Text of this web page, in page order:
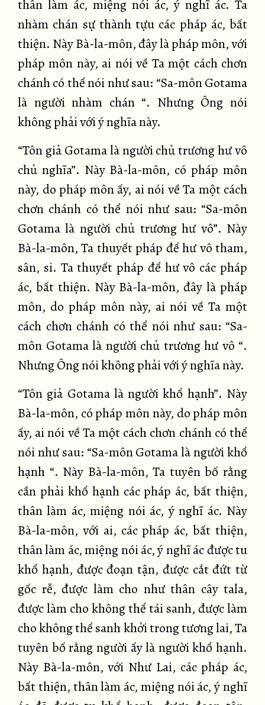
thân làm ác, miệng nói ác, ý nghĩ ác. Ta
nhàm chán sự thành tựu các pháp ác, bất
thiện. Này Bà-la-môn, đây là pháp môn, với
pháp môn này, ai nói về Ta một cách chơn
chánh có thể nói như sau: “Sa-môn Gotama
là người nhàm chán “. Nhưng Ông nói
không phải với ý nghĩa này.
“Tôn giả Gotama là người chủ trương hư vô
chủ nghĩa”. Này Bà-la-môn, có pháp môn
này, do pháp môn ấy, ai nói về Ta một cách
chơn chánh có thể nói như sau: “Sa-môn
Gotama là người chủ trương hư vô”. Này
Bà-la-môn, Ta thuyết pháp để hư vô tham,
sân, si. Ta thuyết pháp để hư vô các pháp
ác, bất thiện. Này Bà-la-môn, đây là pháp
môn, do pháp môn này, ai nói về Ta một
cách chơn chánh có thể nói như sau: “Sa-
môn Gotama là người chủ trương hư vô “.
Nhưng Ông nói không phải với ý nghĩa này.
“Tôn giả Gotama là người khổ hạnh”. Này
Bà-la-môn, có pháp môn này, do pháp môn
ấy, ai nói về Ta một cách chơn chánh có thể
nói như sau: “Sa-môn Gotama là người khổ
hạnh “. Này Bà-la-môn, Ta tuyên bố rằng
cần phải khổ hạnh các pháp ác, bất thiện,
thân làm ác, miệng nói ác, ý nghĩ ác. Này
Bà-la-môn, với ai, các pháp ác, bất thiện,
thân làm ác, miệng nói ác, ý nghĩ ác được tu
khổ hạnh, được đoạn tận, được cắt đứt từ
gốc rễ, được làm cho như thân cây tala,
được làm cho không thể tái sanh, được làm
cho không thể sanh khởi trong tương lai, Ta
tuyên bố rằng người ấy là người khổ hạnh.
Này Bà-la-môn, với Như Lai, các pháp ác,
bất thiện, thân làm ác, miệng nói ác, ý nghĩ